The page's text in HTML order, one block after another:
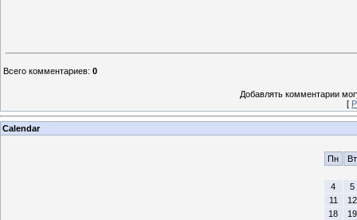
Всего комментариев: 0
Добавлять комментарии
[
Calendar
Пн Вт
4
5
11
12
18
19